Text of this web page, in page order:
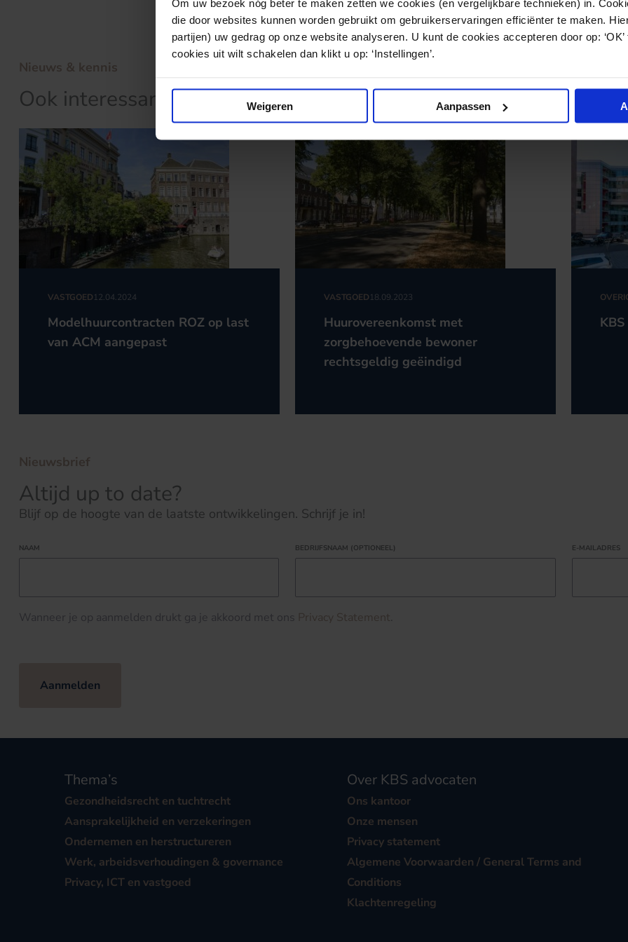
Om uw bezoek nóg beter te maken zetten we cookies (en vergelijkbare technieken) in.
die door websites kunnen worden gebruikt om gebruikerservaringen efficiënter te maken.
partijen) uw gedrag op onze website analyseren. U kunt de cookies accepteren door op:
cookies uit wilt schakelen dan klikt u op: ‘Instellingen’.
Weigeren Aanpassen
Nieuws & kennis
Ook interessant?
VASTGOED12.04.2024
Modelhuurcontracten ROZ op last
van ACM aangepast
VASTGOED18.09.2023
Huurovereenkomst met
zorgbehoevende bewoner
rechtsgeldig geëindigd
Nieuwsbrief
Altijd up to date?
Blijf op de hoogte van de laatste ontwikkelingen. Schrijf je in!
NAAM BEDRIJFSNAAM (OPTIONEEL) E-MAILADRES
Wanneer je op aanmelden drukt ga je akkoord met ons Privacy Statement.
Aanmelden
Thema’s
Gezondheidsrecht en tuchtrecht
Aansprakelijkheid en verzekeringen
Ondernemen en herstructureren
Werk, arbeidsverhoudingen & governance
Privacy, ICT en vastgoed
Over KBS advocaten
Ons kantoor
Onze mensen
Privacy statement
Algemene Voorwaarden / General Terms and
Conditions
Klachtenregeling